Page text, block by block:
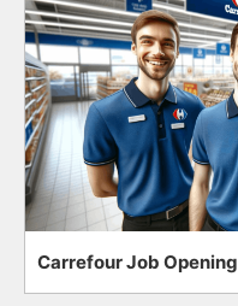
Carrefour Job